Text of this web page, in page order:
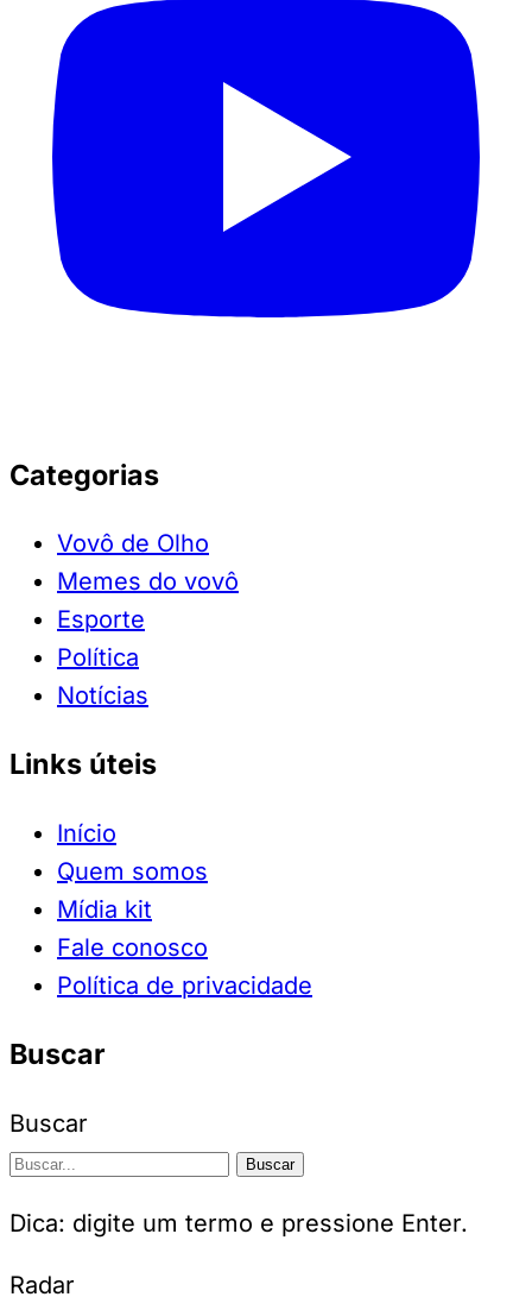
Categorias
Vovô de Olho
Memes do vovô
Esporte
Política
Notícias
Links úteis
Início
Quem somos
Mídia kit
Fale conosco
Política de privacidade
Buscar
Buscar
Buscar
Dica: digite um termo e pressione Enter.
Radar